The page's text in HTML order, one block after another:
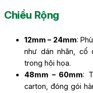
Chiều Rộng
12mm – 24mm:
như dán nhãn, cố
trong hội họa.
48mm – 60mm:
carton, đóng gói